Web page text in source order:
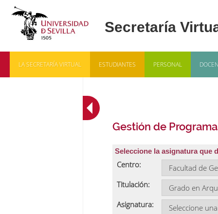
LA SECRETARÍA VIRTUAL ESTUDIANTES PERSONAL
Gestión de
Seleccione la asignatura que
Centro:
Titulación:
Asignatura: